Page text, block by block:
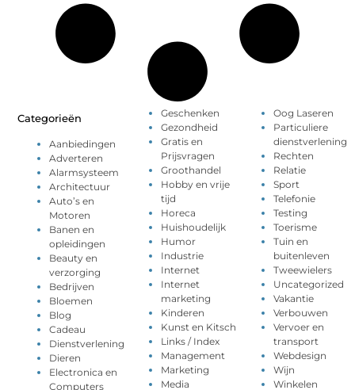
Categorieën
Aanbiedingen
Adverteren
Alarmsysteem
Architectuur
Auto’s en
Motoren
Banen en
opleidingen
Beauty en
verzorging
Bedrijven
Bloemen
Blog
Cadeau
Dienstverlening
Dieren
Electronica en
Computers
Geschenken
Gezondheid
Gratis en
Prijsvragen
Groothandel
Hobby en vrije
tijd
Horeca
Huishoudelijk
Humor
Industrie
Internet
Internet
marketing
Kinderen
Kunst en Kitsch
Links / Index
Management
Marketing
Media
Oog Laseren
Particuliere
dienstverlening
Rechten
Relatie
Sport
Telefonie
Testing
Toerisme
Tuin en
buitenleven
Tweewielers
Uncategorized
Vakantie
Verbouwen
Vervoer en
transport
Webdesign
Wijn
Winkelen